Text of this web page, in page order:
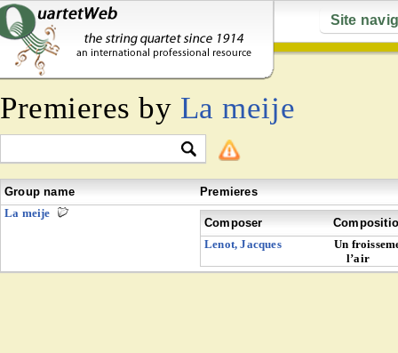
Site
Premieres by La meije
Group name
Premieres
La meije
Composer
Lenot, Jacques
Un
l’air